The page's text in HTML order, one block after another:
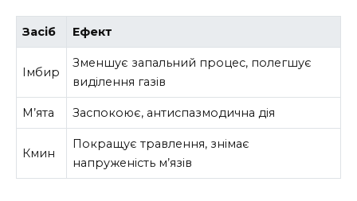
Засіб Ефект
Імбир
Зменшує запальний процес, полегшує
виділення газів
М’ята Заспокоює, антиспазмодична дія
Кмин
Покращує травлення, знімає
напруженість м’язів